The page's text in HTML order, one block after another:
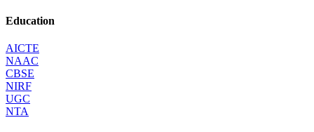
Education
AICTE
NAAC
CBSE
NIRF
UGC
NTA